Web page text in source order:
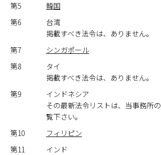
第5
韓国
第6
台湾
掲載すべき法令は、ありません。
第7
シンガポール
第8
タイ
掲載すべき法令は、ありません。
第9
インドネシア
その最新法令リストは、当事務所の
覧下さい。
第10
フィリピン
第11
インド